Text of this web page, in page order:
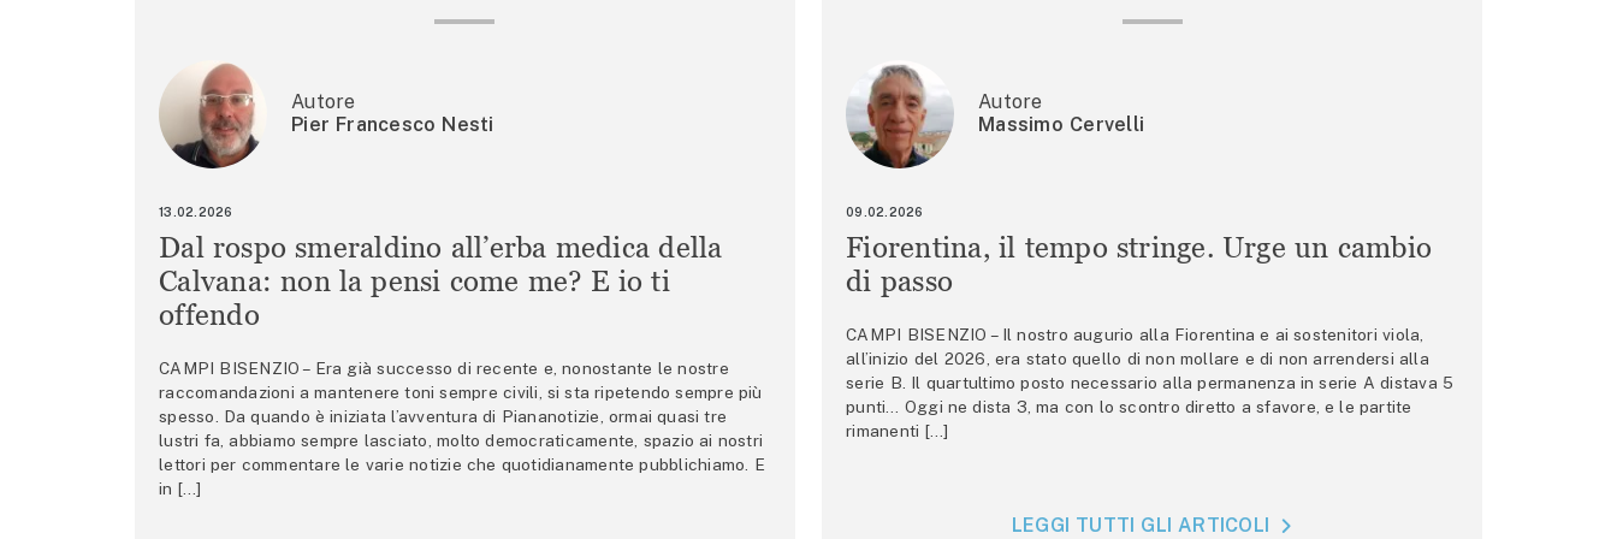
Autore
Pier Francesco Nesti
13.02.2026
Dal rospo smeraldino all’erba medica della
Calvana: non la pensi come me? E io ti
offendo
CAMPI BISENZIO – Era già successo di recente e, nonostante le nostre
raccomandazioni a mantenere toni sempre civili, si sta ripetendo sempre più
spesso. Da quando è iniziata l’avventura di Piananotizie, ormai quasi tre
lustri fa, abbiamo sempre lasciato, molto democraticamente, spazio ai nostri
lettori per commentare le varie notizie che quotidianamente pubblichiamo. E
in […]
Autore
Massimo Cervelli
09.02.2026
Fiorentina, il tempo stringe. Urge un cambio
di passo
CAMPI BISENZIO – Il nostro augurio alla Fiorentina e ai sostenitori viola,
all’inizio del 2026, era stato quello di non mollare e di non arrendersi alla
serie B. Il quartultimo posto necessario alla permanenza in serie A distava 5
punti… Oggi ne dista 3, ma con lo scontro diretto a sfavore, e le partite
rimanenti […]
LEGGI TUTTI GLI ARTICOLI